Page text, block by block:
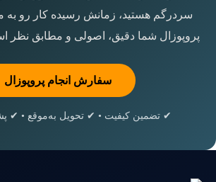
سردرگم هستید، زمانش رسیده کار رو به
پروپوزال شما دقیق، اصولی و مطابق نظر
سفارش انجام پروپوزال
✔ تضمین کیفیت • ✔ تحویل به‌موقع • ✔